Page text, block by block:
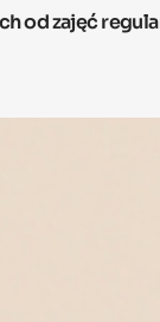
od zajęć